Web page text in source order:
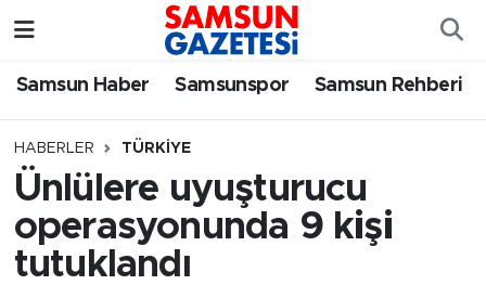
Samsun Haber Samsunspor Samsun Rehberi
HABERLER TÜRKIYE
Ünlülere uyuşturucu
operasyonunda 9 kişi
tutuklandı
Samsun Haber
Samsunspor
Samsun Rehberi
Resmi İlanlar
Samsun Nöbetçi Eczaneler
Samsun Hava Durumu
SAMSUN Namaz Vakitleri
Samsun Trafik Yoğunluk Haritası